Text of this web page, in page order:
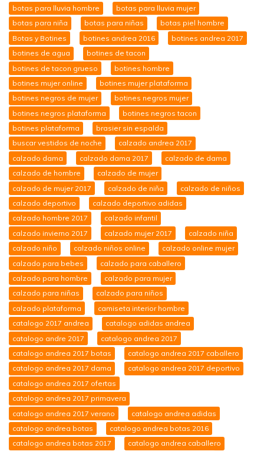
botas para lluvia hombre
botas para lluvia mujer
botas para niña
botas para niñas
botas piel hombre
Botas y Botines
botines andrea 2016
botines andrea 2017
botines de agua
botines de tacon
botines de tacon grueso
botines hombre
botines mujer online
botines mujer plataforma
botines negros de mujer
botines negros mujer
botines negros plataforma
botines negros tacon
botines plataforma
brasier sin espalda
buscar vestidos de noche
calzado andrea 2017
calzado dama
calzado dama 2017
calzado de dama
calzado de hombre
calzado de mujer
calzado de mujer 2017
calzado de niña
calzado de niños
calzado deportivo
calzado deportivo adidas
calzado hombre 2017
calzado infantil
calzado invierno 2017
calzado mujer 2017
calzado niña
calzado niño
calzado niños online
calzado online mujer
calzado para bebes
calzado para caballero
calzado para hombre
calzado para mujer
calzado para niñas
calzado para niños
calzado plataforma
camiseta interior hombre
catalogo 2017 andrea
catalogo adidas andrea
catalogo andre 2017
catalogo andrea 2017
catalogo andrea 2017 botas
catalogo andrea 2017 caballero
catalogo andrea 2017 dama
catalogo andrea 2017 deportivo
catalogo andrea 2017 ofertas
catalogo andrea 2017 primavera
catalogo andrea 2017 verano
catalogo andrea adidas
catalogo andrea botas
catalogo andrea botas 2016
catalogo andrea botas 2017
catalogo andrea caballero